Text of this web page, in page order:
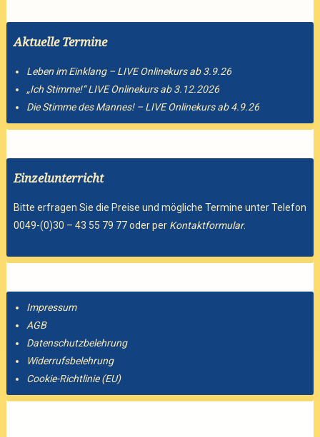
Aktuelle Termine
Leben im Einklang – LIVE Onlinekurs ab 3.9.26
„Ich Stimme!“ LIVE Onlinekurs ab 3.12.2026
Die Stimme des Mannes! – LIVE Onlinekurs ab 4.9.26
Einzelunterricht
Bitte erfragen Sie die Preise und mögliche Termine unter Telefon
0049-(0)30 – 43 55 79 77 oder per Kontaktformular.
Impressum
AGB
Datenschutzbelehrung
Widerrufsbelehrung
Cookie-Richtlinie (EU)